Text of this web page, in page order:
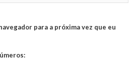
para a próxima vez que eu